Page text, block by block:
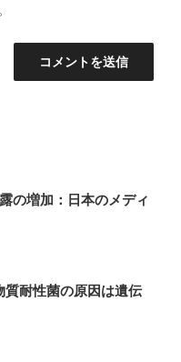
の増加：日本のメディ
質耐性菌の原因は遺伝